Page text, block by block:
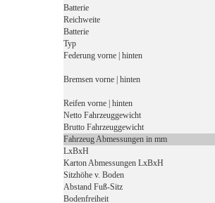
Batterie
Reichweite
Batterie
Typ
Federung vorne | hinten
Bremsen vorne | hinten
Reifen vorne | hinten
Netto Fahrzeuggewicht
Brutto Fahrzeuggewicht
Fahrzeug Abmessungen in mm
LxBxH
Karton Abmessungen LxBxH
Sitzhöhe v. Boden
Abstand Fuß-Sitz
Bodenfreiheit